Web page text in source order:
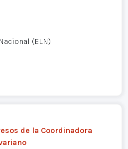
(ELN)
de la Coordinadora